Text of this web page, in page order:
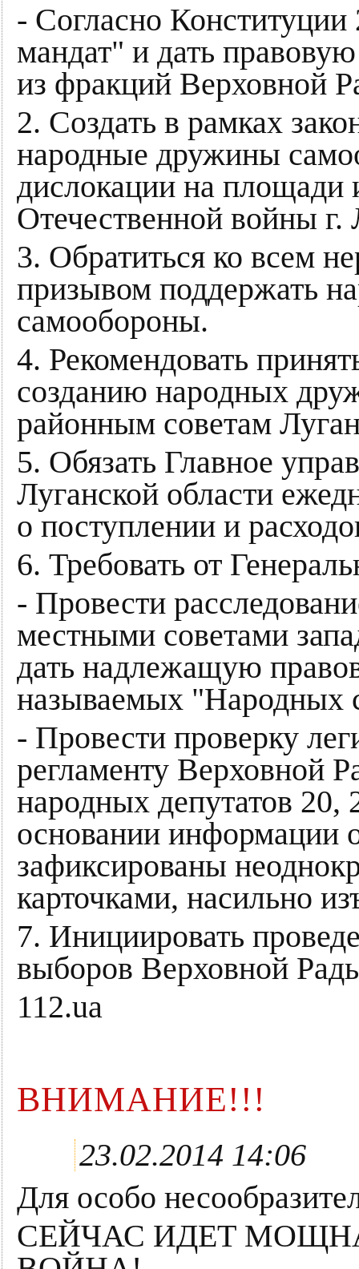
- Согласно
мандат" и дать
из фракций Верховной
2. Создать в рамках
народные дружины
дислокации на площади
Отечественной войны г.
3. Обратиться ко всем
призывом поддержать
самообороны.
4. Рекомендовать
созданию народных
районным советам
5. Обязать Главное
Луганской области
о поступлении и
6. Требовать от
- Провести
местными советами
дать надлежащую
называемых "Народных
- Провести проверку
регламенту Верховной
народных депутатов 20,
основании информации
зафиксированы
карточками, насильно
7. Инициировать
выборов Верховной
112.ua
ВНИМАНИЕ!!!
23.02.2014 14:06
Для особо
СЕЙЧАС ИДЕТ